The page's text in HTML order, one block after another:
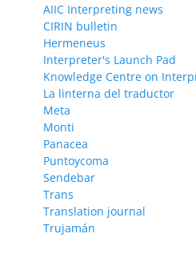
AIIC Interpreting news
CIRIN bulletin
Hermeneus
Interpreter's Launch Pad
Knowledge Centre on
La linterna del traductor
Meta
Monti
Panacea
Puntoycoma
Sendebar
Trans
Translation journal
Trujamán